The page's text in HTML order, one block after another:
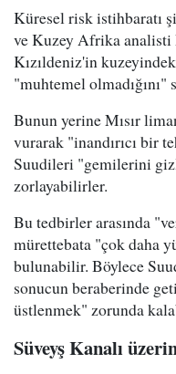
Küresel risk istihbaratı
ve Kuzey Afrika
Kızıldeniz'in
"muhtemel olmadığını"
Bunun yerine Mısır
vurarak "inandırıcı bir
Suudileri "gemilerini
zorlayabilirler.
Bu tedbirler arasında
mürettebata "çok daha
bulunabilir. Böylece
sonucun beraberinde
üstlenmek" zorunda
Süveyş Kanalı